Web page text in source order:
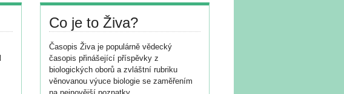
Co je to Živa?
Časopis Živa je populárně vědecký
časopis přinášející příspěvky z
biologických oborů a zvláštní rubriku
věnovanou výuce biologie se zaměřením